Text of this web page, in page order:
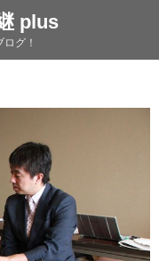
plus
グ！